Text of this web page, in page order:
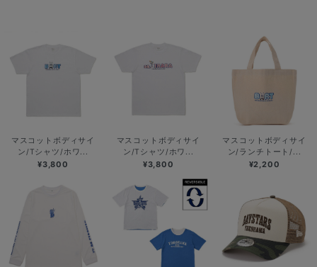
マスコットボディサイ
ン/Tシャツ/ホワ...
¥3,800
マスコットボディサイ
ン/Tシャツ/ホワ...
¥3,800
マスコットボディサイ
ン/ランチトート/...
¥2,200